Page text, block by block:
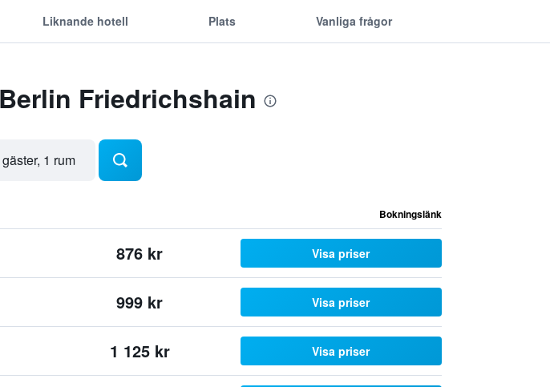
Liknande hotell Plats Vanliga frågor
Friedrichshain
1 rum
Bokningslänk
876 kr Visa priser
999 kr Visa priser
1 125 kr Visa priser